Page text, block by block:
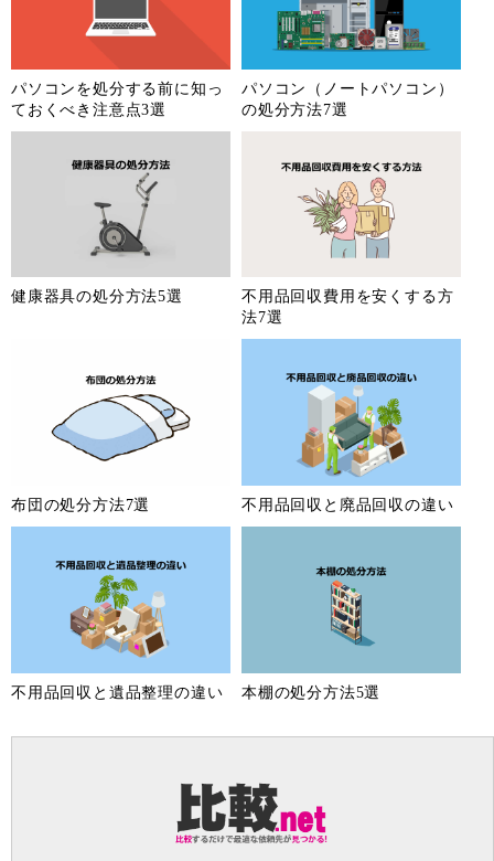
パソコンを処分する前に知っ
ておくべき注意点3選
パソコン（ノートパソコン）
の処分方法7選
健康器具の処分方法5選
不用品回収費用を安くする方
法7選
布団の処分方法7選 不用品回収と廃品回収の違い
不用品回収と遺品整理の違い 本棚の処分方法5選